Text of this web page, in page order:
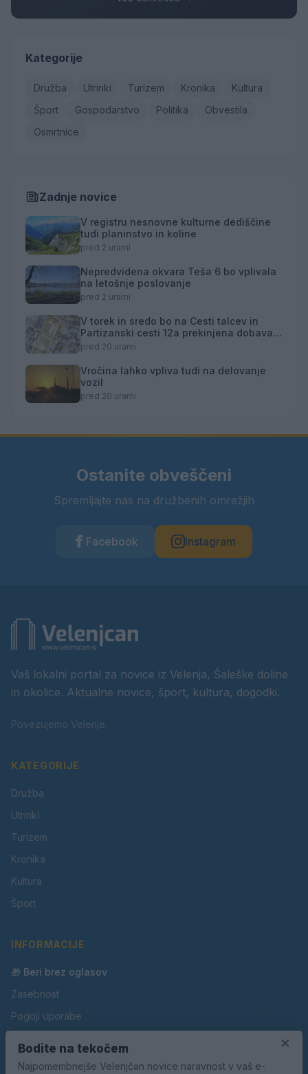
Kategorije
Družba Utrinki Turizem Kronika
Kultura
Šport
Gospodarstvo Politika
Obvestila
Osmrtnice
Zadnje novice
V registru nesnovne kulturne dediščine
tudi planinstvo in koline
pred 2 urami
Nepredvidena okvara Teša 6 bo vplivala
na letošnje poslovanje
pred 2 urami
V torek in sredo bo na Cesti talcev in
Partizanski cesti 12a prekinjena dobava
toplotne energije
pred 20 urami
Vročina lahko vpliva tudi na delovanje
vozil
pred 20 urami
Ostanite obveščeni
Spremljajte nas na družbenih omrežjih
Facebook Instagram
Vaš lokalni portal za novice iz Velenja, Šaleške doline
in okolice. Aktualne novice, šport, kultura, dogodki.
Povezujemo Velenje.
KATEGORIJE
Družba
Utrinki
Turizem
Kronika
Kultura
Šport
INFORMACIJE
🎁 Beri brez oglasov
Zasebnost
Pogoji uporabe
Oglaševanje
×
Bodite na tekočem
Najpomembnejše Velenjčan novice naravnost v vaš e-